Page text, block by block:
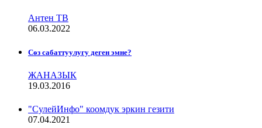
Антен ТВ
06.03.2022
Сѳз сабаттуулугу деген эмне?
ЖАНАЗЫК
19.03.2016
"СулейИнфо" коомдук эркин гезити
07.04.2021